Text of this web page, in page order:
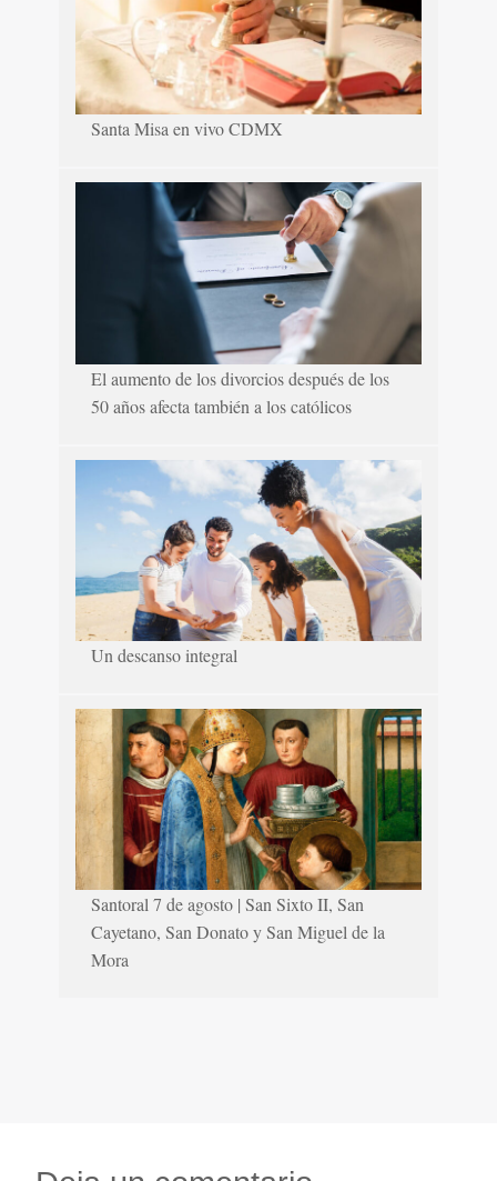
Santa Misa en vivo CDMX
El aumento de los divorcios después de los
50 años afecta también a los católicos
Un descanso integral
Santoral 7 de agosto | San Sixto II, San
Cayetano, San Donato y San Miguel de la
Mora